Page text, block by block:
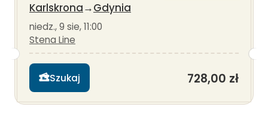
Karlskrona→Gdynia
niedz., 9 sie, 11:00
Stena Line
Szukaj 728,00 zł